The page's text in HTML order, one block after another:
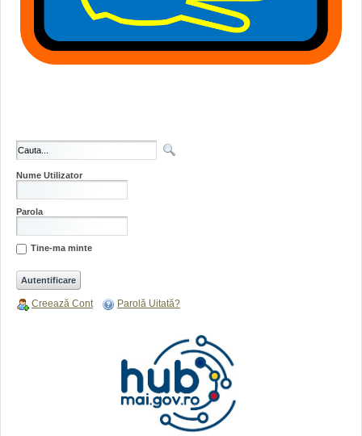
Nume Utilizator
Parola
Tine-ma minte
Creează Cont Parolă Uitată?